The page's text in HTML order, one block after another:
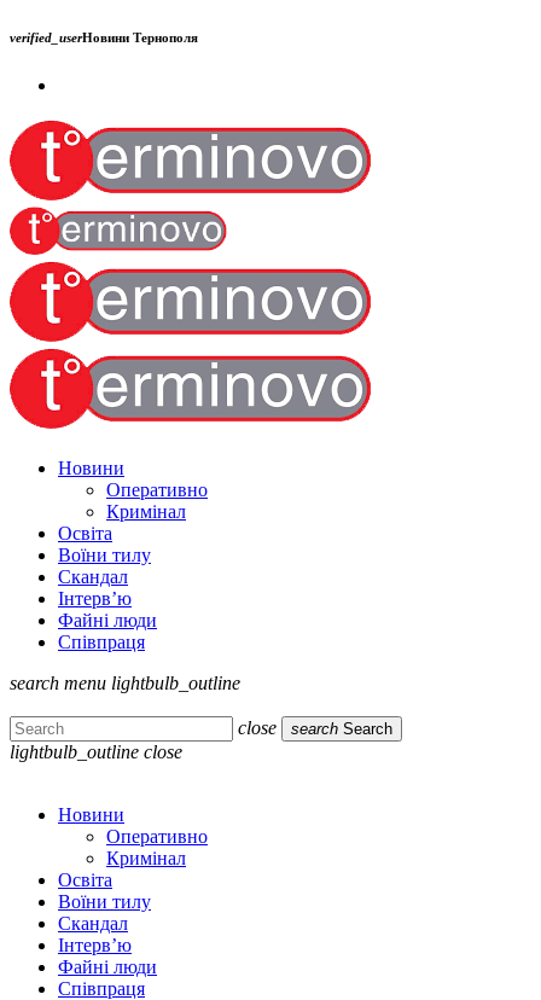
verified_userНовини Тернополя
Новини
Оперативно
Кримінал
Освіта
Воїни тилу
Скандал
Інтерв’ю
Файні люди
Співпраця
search menu lightbulb_outline
close search Search
lightbulb_outline close
Новини
Оперативно
Кримінал
Освіта
Воїни тилу
Скандал
Інтерв’ю
Файні люди
Співпраця